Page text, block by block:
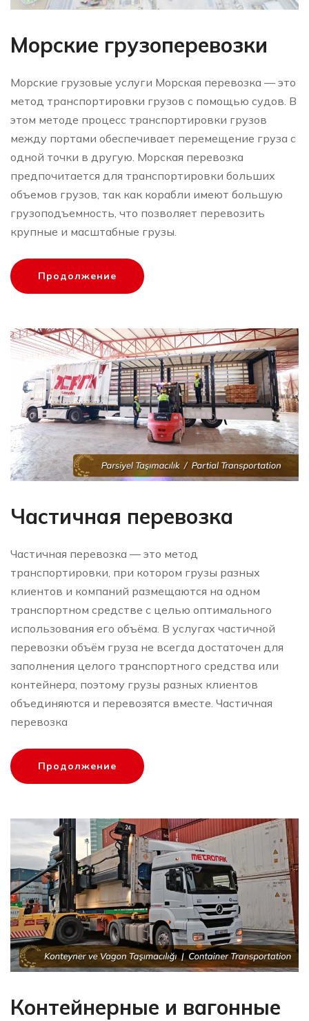
Морские грузоперевозки
Морские грузовые услуги Морская перевозка — это
метод транспортировки грузов с помощью судов. В
этом методе процесс транспортировки грузов
между портами обеспечивает перемещение груза с
одной точки в другую. Морская перевозка
предпочитается для транспортировки больших
объемов грузов, так как корабли имеют большую
грузоподъемность, что позволяет перевозить
крупные и масштабные грузы.
Продолжение
Частичная перевозка
Частичная перевозка — это метод
транспортировки, при котором грузы разных
клиентов и компаний размещаются на одном
транспортном средстве с целью оптимального
использования его объёма. В услугах частичной
перевозки объём груза не всегда достаточен для
заполнения целого транспортного средства или
контейнера, поэтому грузы разных клиентов
объединяются и перевозятся вместе. Частичная
перевозка
Продолжение
Контейнерные и вагонные